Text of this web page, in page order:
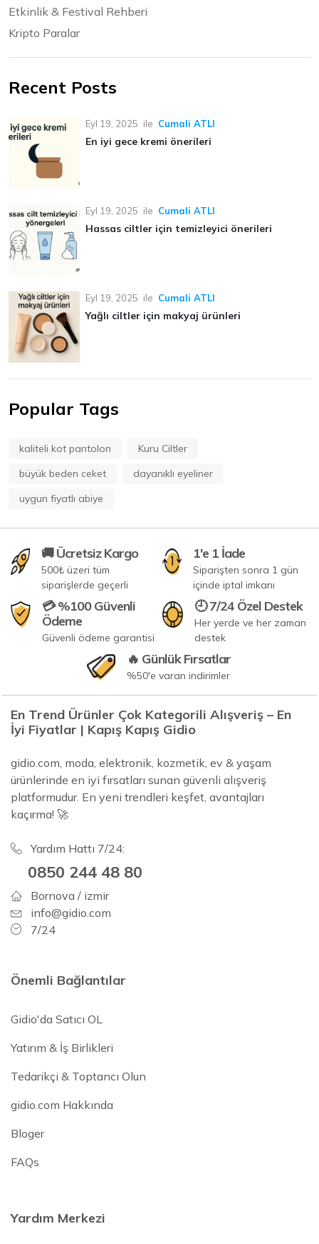
Etkinlik & Festival Rehberi
Kripto Paralar
Recent Posts
Eyl 19, 2025 ile Cumali ATLI
En iyi gece kremi önerileri
Eyl 19, 2025 ile Cumali ATLI
Hassas ciltler için temizleyici önerileri
Eyl 19, 2025 ile Cumali ATLI
Yağlı ciltler için makyaj ürünleri
Popular Tags
kaliteli kot pantolon
Kuru Ciltler
büyük beden ceket
dayanıklı eyeliner
uygun fiyatlı abiye
🚚 Ücretsiz Kargo
500₺ üzeri tüm
siparişlerde geçerli
1'e 1 İade
Siparişten sonra 1 gün
içinde iptal imkanı
💳 %100 Güvenli
Ödeme
Güvenli ödeme garantisi
🕘 7/24 Özel Destek
Her yerde ve her zaman
destek
🔥 Günlük Fırsatlar
%50'e varan indirimler
En Trend Ürünler Çok Kategorili Alışveriş – En
İyi Fiyatlar | Kapış Kapış Gidio
gidio.com, moda, elektronik, kozmetik, ev & yaşam
ürünlerinde en iyi fırsatları sunan güvenli alışveriş
platformudur. En yeni trendleri keşfet, avantajları
kaçırma! 🚀
Yardım Hattı 7/24:
0850 244 48 80
Bornova / izmir
info@gidio.com
7/24
Önemli Bağlantılar
Gidio'da Satıcı OL
Yatırım & İş Birlikleri
Tedarikçi & Toptancı Olun
gidio.com Hakkında
Bloger
FAQs
Yardım Merkezi